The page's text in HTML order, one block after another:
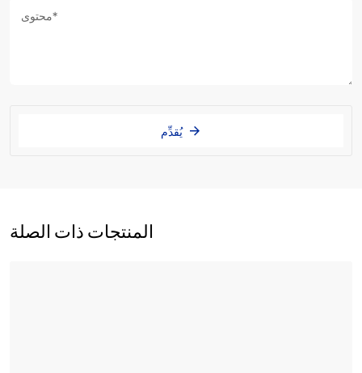
يُقدِّم
المنتجات ذات الصلة